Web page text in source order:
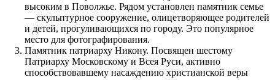
высоким в Поволжье. Рядом установлен памятник семье
— скульптурное сооружение, олицетворяющее родителей
и детей, прогуливающихся по городу. Это популярное
место для фотографирования.
Памятник патриарху Никону. Посвящен шестому
Патриарху Московскому и Всея Руси, активно
способствовавшему насаждению христианской веры